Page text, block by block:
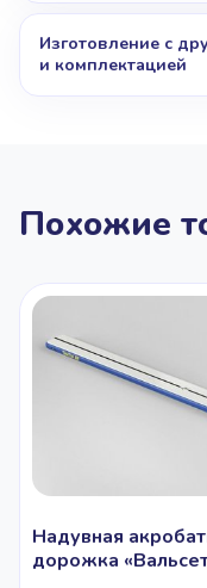
Изготовление с
и комплектацией
Похожие
Надувная
дорожка